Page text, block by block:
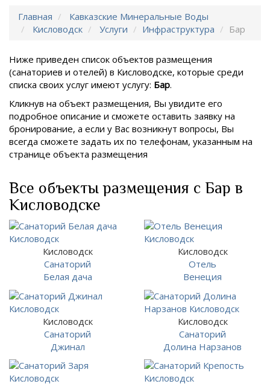
Главная
Кавказские Минеральные Воды
Кисловодск
Услуги Инфраструктура Бар
Ниже приведен список объектов размещения
(санаториев и отелей) в Кисловодске, которые среди
списка своих услуг имеют услугу: Бар.
Кликнув на объект размещения, Вы увидите его
подробное описание и сможете оставить заявку на
бронирование, а если у Вас возникнут вопросы, Вы
всегда сможете задать их по телефонам, указанным на
странице объекта размещения
Все объекты размещения с Бар в
Кисловодске
Кисловодск
Санаторий
Белая дача
Кисловодск
Отель
Венеция
Кисловодск
Санаторий
Джинал
Кисловодск
Санаторий
Долина Нарзанов